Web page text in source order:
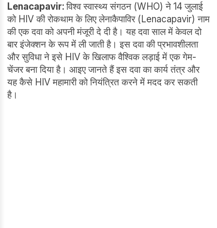
Lenacapavir:विश्व स्वास्थ्य संगठन (WHO) ने 14 जुलाई
को HIV की रोकथाम के लिए लेनाकैपाविर (Lenacapavir) नाम
की एक दवा को अपनी मंजूरी दे दी है। यह दवा साल में केवल दो
बार इंजेक्शन के रूप में ली जाती है। इस दवा की प्रभावशीलता
और सुविधा ने इसे HIV के खिलाफ वैश्विक लड़ाई में एक गेम-
चेंजर बना दिया है। आइए जानते हैं इस दवा का कार्य तंत्र और
यह कैसे HIV महामारी को नियंत्रित करने में मदद कर सकती
है।